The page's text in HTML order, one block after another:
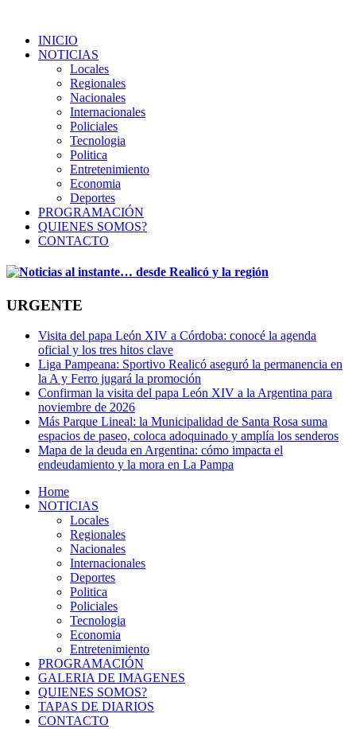
INICIO
NOTICIAS
Locales
Regionales
Nacionales
Internacionales
Policiales
Tecnologia
Politica
Entretenimiento
Economia
Deportes
PROGRAMACIÓN
QUIENES SOMOS?
CONTACTO
URGENTE
Visita del papa León XIV a Córdoba: conocé la agenda
oficial y los tres hitos clave
Liga Pampeana: Sportivo Realicó aseguró la permanencia en
la A y Ferro jugará la promoción
Confirman la visita del papa León XIV a la Argentina para
noviembre de 2026
Más Parque Lineal: la Municipalidad de Santa Rosa suma
espacios de paseo, coloca adoquinado y amplía los senderos
Mapa de la deuda en Argentina: cómo impacta el
endeudamiento y la mora en La Pampa
Home
NOTICIAS
Locales
Regionales
Nacionales
Internacionales
Deportes
Politica
Policiales
Tecnologia
Economia
Entretenimiento
PROGRAMACIÓN
GALERIA DE IMAGENES
QUIENES SOMOS?
TAPAS DE DIARIOS
CONTACTO